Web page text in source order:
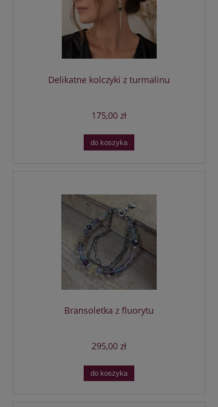
Delikatne kolczyki z turmalinu
175,00 zł
do koszyka
Bransoletka z fluorytu
295,00 zł
do koszyka